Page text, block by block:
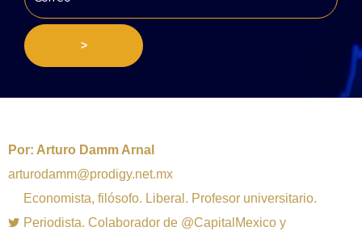
>
Por: Arturo Damm Arnal
arturodamm@prodigy.net.mx
Economista, filósofo. Liberal. Profesor universitario.
Periodista. Colaborador de @CapitalMexico y